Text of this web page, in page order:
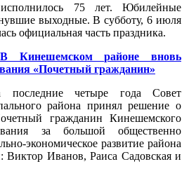
75 лет. Юбилейные
выходные. В субботу, 6 июля
официальная часть праздника.
В Кинешемском районе вновь
«Почетный гражданин»
последние четыре года Совет
района принял решение о
гражданин Кинешемского
за большой общественно
экономическое развитие района
Виктор Иванов, Раиса Садовская и